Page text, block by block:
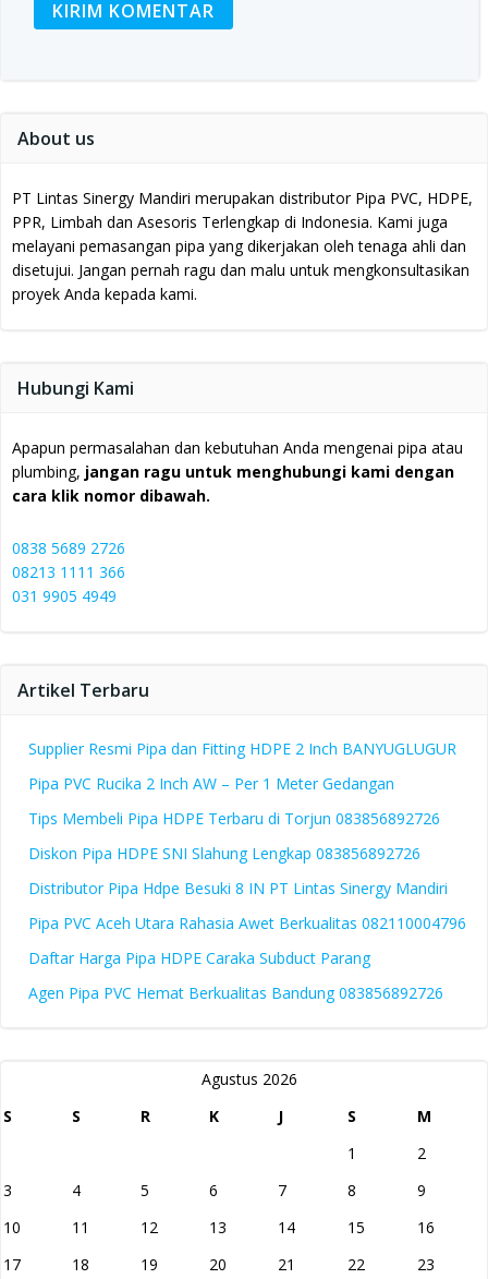
About us
PT Lintas Sinergy Mandiri merupakan distributor Pipa PVC, HDPE,
PPR, Limbah dan Asesoris Terlengkap di Indonesia. Kami juga
melayani pemasangan pipa yang dikerjakan oleh tenaga ahli dan
disetujui. Jangan pernah ragu dan malu untuk mengkonsultasikan
proyek Anda kepada kami.
Hubungi Kami
Apapun permasalahan dan kebutuhan Anda mengenai pipa atau
plumbing, jangan ragu untuk menghubungi kami dengan
cara klik nomor dibawah.
0838 5689 2726
08213 1111 366
031 9905 4949
Artikel Terbaru
Supplier Resmi Pipa dan Fitting HDPE 2 Inch BANYUGLUGUR
Pipa PVC Rucika 2 Inch AW – Per 1 Meter Gedangan
Tips Membeli Pipa HDPE Terbaru di Torjun 083856892726
Diskon Pipa HDPE SNI Slahung Lengkap 083856892726
Distributor Pipa Hdpe Besuki 8 IN PT Lintas Sinergy Mandiri
Pipa PVC Aceh Utara Rahasia Awet Berkualitas 082110004796
Daftar Harga Pipa HDPE Caraka Subduct Parang
Agen Pipa PVC Hemat Berkualitas Bandung 083856892726
Agustus 2026
S
S R K J S
M
1
2
3
4 5 6 7 8
9
10
11 12 13 14 15
16
17
18 19 20 21 22
23